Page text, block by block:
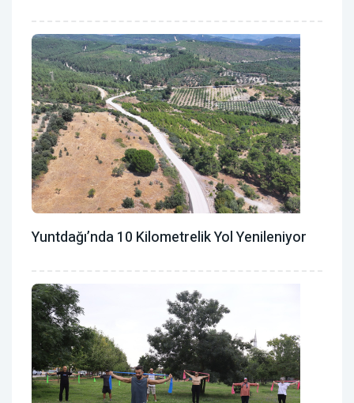
Yuntdağı’nda 10 Kilometrelik Yol Yenileniyor